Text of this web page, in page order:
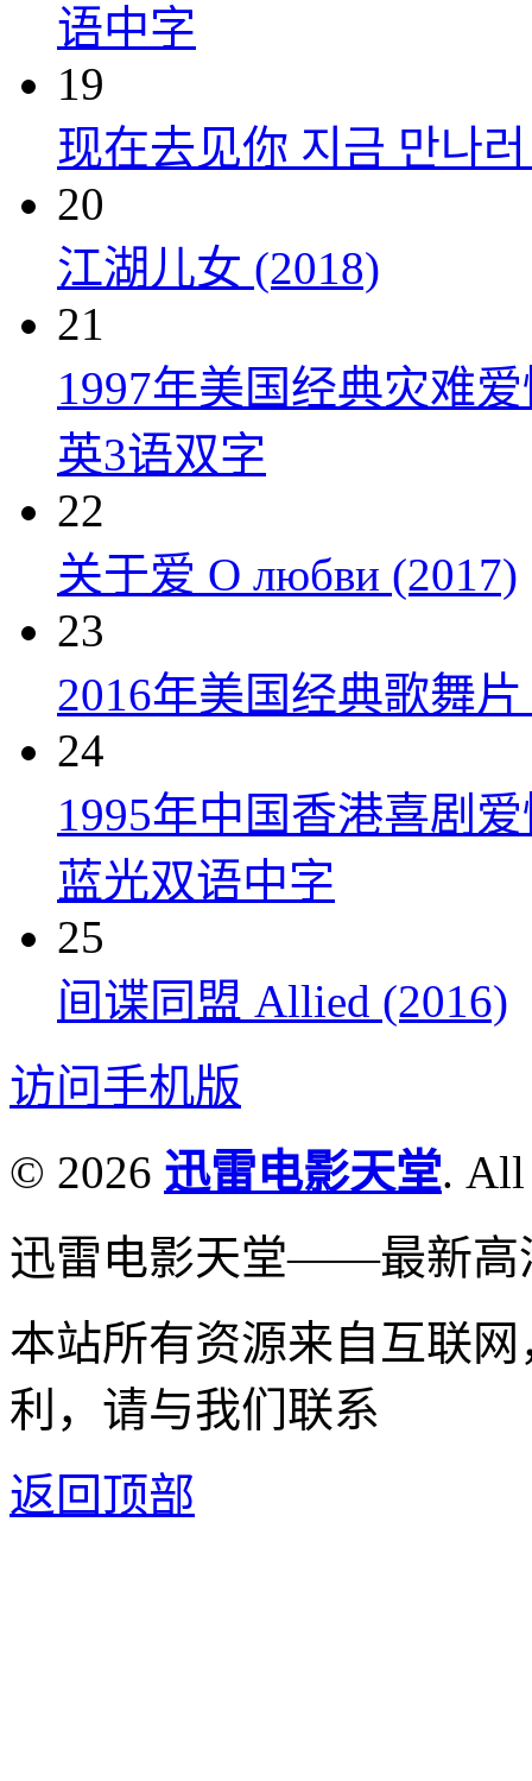
语中字
19
现在去见你 지금 만나
20
江湖儿女 (2018)
21
1997年美国经典灾难
英3语双字
22
关于爱 О любви (2017)
23
2016年美国经典歌舞
24
1995年中国香港喜剧
蓝光双语中字
25
间谍同盟 Allied (2016)
访问手机版
© 2026 迅雷电影天堂. All
迅雷电影天堂——最新高
本站所有资源来自互联
利，请与我们联系
返回顶部